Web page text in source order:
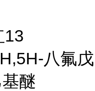
13
八氟戊
醚